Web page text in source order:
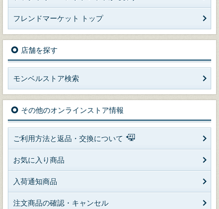
フレンドマーケット トップ
店舗を探す
モンベルストア検索
その他のオンラインストア情報
ご利用方法と返品・交換について
お気に入り商品
入荷通知商品
注文商品の確認・キャンセル